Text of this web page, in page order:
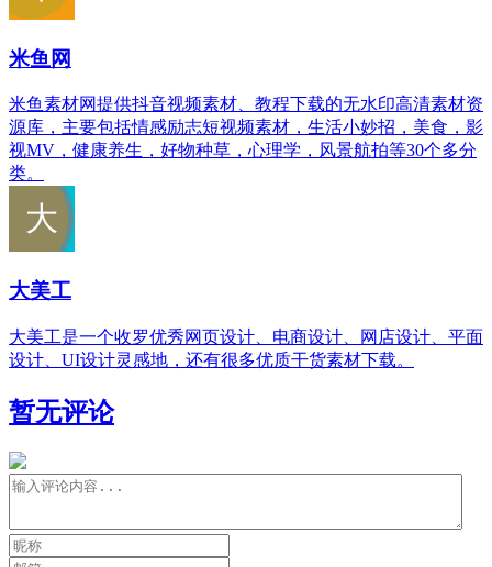
米鱼网
米鱼素材网提供抖音视频素材、教程下载的无水印高清素材资
源库，主要包括情感励志短视频素材，生活小妙招，美食，影
视MV，健康养生，好物种草，心理学，风景航拍等30个多分
类。
大美工
大美工是一个收罗优秀网页设计、电商设计、网店设计、平面
设计、UI设计灵感地，还有很多优质干货素材下载。
暂无评论